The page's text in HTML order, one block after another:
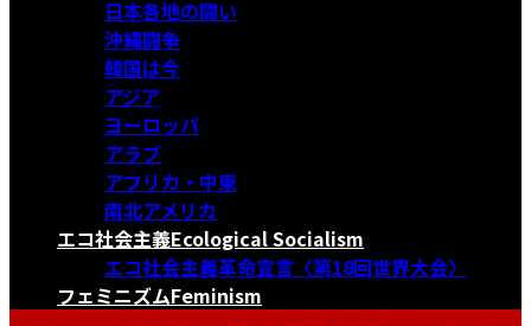
日本各地の闘い
沖縄闘争
韓国は今
アジア
ヨーロッパ
アラブ
アフリカ・中東
南北アメリカ
エコ社会主義Ecological Socialism
エコ社会主義革命宣言〈第18回世界大会〉
フェミニズムFeminism